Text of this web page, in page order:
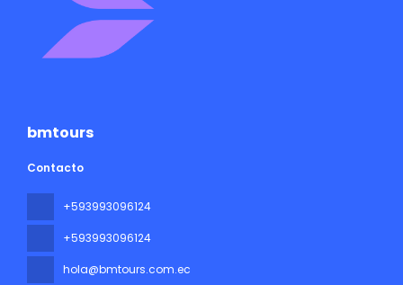
bmtours
Contacto
+593993096124
+593993096124
hola@bmtours.com.ec